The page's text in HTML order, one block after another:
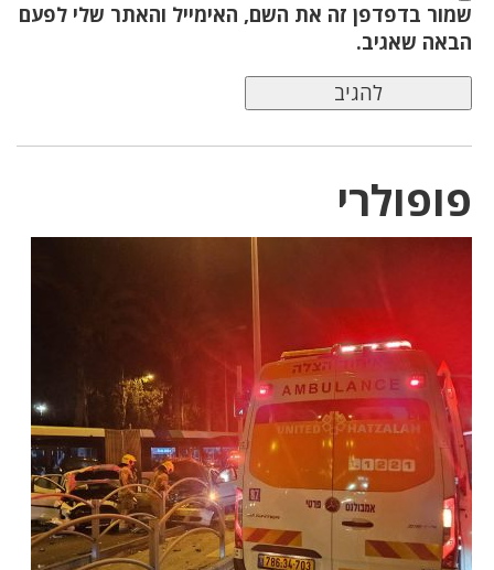
שמור בדפדפן זה את השם, האימייל והאתר שלי לפעם
הבאה שאגיב.
פופולרי